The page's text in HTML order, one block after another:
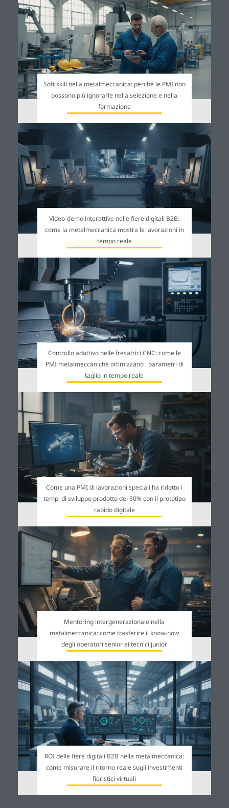
Soft skill nella metalmeccanica: perché le PMI non
possono più ignorarle nella selezione e nella
formazione
Video-demo interattive nelle fiere digitali B2B:
come la metalmeccanica mostra le lavorazioni in
tempo reale
Controllo adattivo nelle fresatrici CNC: come le
PMI metalmeccaniche ottimizzano i parametri di
taglio in tempo reale
Come una PMI di lavorazioni speciali ha ridotto i
tempi di sviluppo prodotto del 50% con il prototipo
rapido digitale
Mentoring intergenerazionale nella
metalmeccanica: come trasferire il know-how
degli operatori senior ai tecnici junior
ROI delle fiere digitali B2B nella metalmeccanica:
come misurare il ritorno reale sugli investimenti
fieristici virtuali